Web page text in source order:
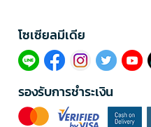
โซเซียลมีเดีย​
รองรับการชำระเงิน